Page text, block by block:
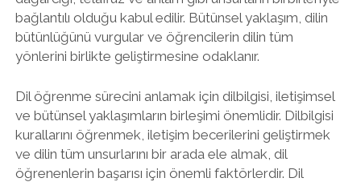
bağlantılı olduğu kabul edilir. Bütünsel yaklaşım, dilin
bütünlüğünü vurgular ve öğrencilerin dilin tüm
yönlerini birlikte geliştirmesine odaklanır.
Dil öğrenme sürecini anlamak için dilbilgisi, iletişimsel
ve bütünsel yaklaşımların birleşimi önemlidir. Dilbilgisi
kurallarını öğrenmek, iletişim becerilerini geliştirmek
ve dilin tüm unsurlarını bir arada ele almak, dil
öğrenenlerin başarısı için önemli faktörlerdir. Dil